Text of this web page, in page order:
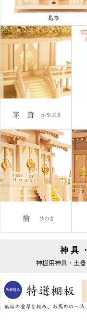
神具
神棚用神具・土器